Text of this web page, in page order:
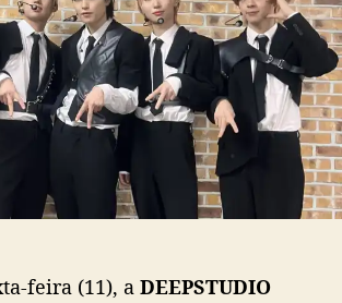
u
i
c
ç
ã
o
P
S
U
D
I
O
a
n
u
i
feira (11), a DEEPSTUDIO